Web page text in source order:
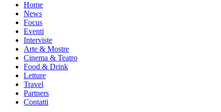
Home
News
Focus
Eventi
Interviste
Arte & Mostre
Cinema & Teatro
Food & Drink
Letture
Travel
Partners
Contatti